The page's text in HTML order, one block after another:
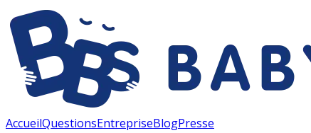
AccueilQuestionsEntrepriseBlogPresse
Panneau de gestion des cookies